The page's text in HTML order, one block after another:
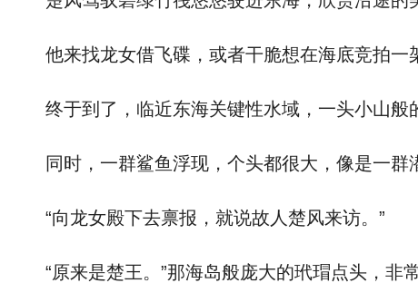
他来找龙女借飞碟，或者干脆想在海底竞拍一
终于到了，临近东海关键性水域，一头小山般
同时，一群鲨鱼浮现，个头都很大，像是一群
“向龙女殿下去禀报，就说故人楚风来访。”
“原来是楚王。”那海岛般庞大的玳瑁点头，非